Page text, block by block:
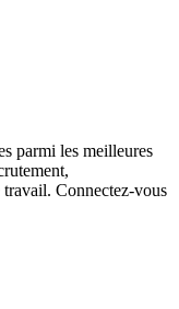
parmi les meilleures
Connectez-vous